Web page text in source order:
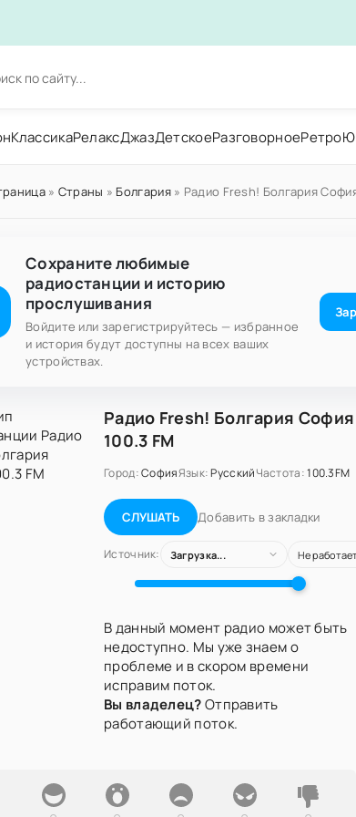
КлассикаРелаксДжазДетскоеРазговорноеРетро
» Страны » Болгария» Радио Fresh! Болгария
Сохраните любимые
радиостанции и историю
прослушивания
Войдите или зарегистрируйтесь — избранное
и история будут доступны на всех ваших
устройствах.
Радио Fresh! Болгария София
100.3 FM
Город:СофияЯзык: РусскийЧастота:100.3FM
СЛУШАТЬ Добавить в закладки
Источник: Загрузка... Не
В данный момент радио может быть
недоступно. Мы уже знаем о
проблеме и в скором времени
исправим поток.
Вы владелец?Отправить
работающий поток.